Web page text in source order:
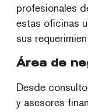
profesionales
estas oficinas
sus
Área de
Desde
y asesores